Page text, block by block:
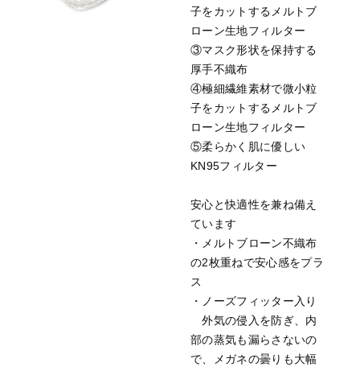
子をカットするメルトブ
ローン生地フィルター
③マスク形状を保持する
厚手不織布
④極細繊維素材で微小粒
子をカットするメルトブ
ローン生地フィルター
⑤柔らかく肌に優しい
KN95フィルター
安心と快適性を兼ね備え
ています
・メルトブローン不織布
の2枚重ねで安心感をプラ
ス
・ノーズフィッター入り
外気の侵入を防ぎ、内
部の蒸気も漏らさないの
で、メガネの曇りも大幅